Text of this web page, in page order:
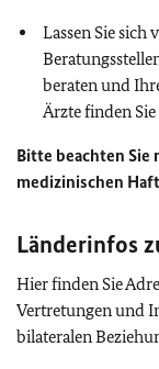
Lassen Sie sich
beraten und
Ärzte finden Sie
Bitte beachten Sie
medizinischen
Länderinfos
Hier finden Sie
Vertretungen und
bilateralen